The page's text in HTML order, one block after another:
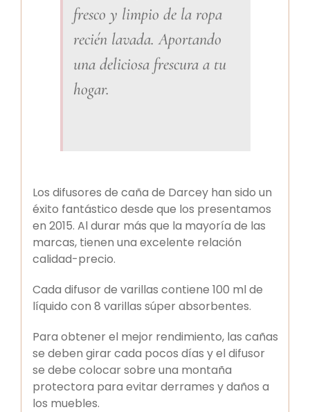
fresco y limpio de la ropa
recién lavada. Aportando
una deliciosa frescura a tu
hogar.
Los difusores de caña de Darcey han sido un
éxito fantástico desde que los presentamos
en 2015. Al durar más que la mayoría de las
marcas, tienen una excelente relación
calidad-precio.
Cada difusor de varillas contiene 100 ml de
líquido con 8 varillas súper absorbentes.
Para obtener el mejor rendimiento, las cañas
se deben girar cada pocos días y el difusor
se debe colocar sobre una montaña
protectora para evitar derrames y daños a
los muebles.